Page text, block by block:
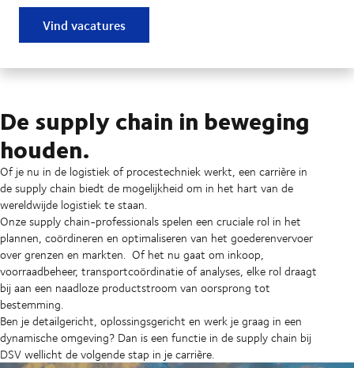
Vind vacatures
De supply chain in beweging
houden.
Of je nu in de logistiek of procestechniek werkt, een carrière in
de supply chain biedt de mogelijkheid om in het hart van de
wereldwijde logistiek te staan.
Onze supply chain-professionals spelen een cruciale rol in het
plannen, coördineren en optimaliseren van het goederenvervoer
over grenzen en markten. Of het nu gaat om inkoop,
voorraadbeheer, transportcoördinatie of analyses, elke rol draagt
bij aan een naadloze productstroom van oorsprong tot
bestemming.
Ben je detailgericht, oplossingsgericht en werk je graag in een
dynamische omgeving? Dan is een functie in de supply chain bij
DSV wellicht de volgende stap in je carrière.